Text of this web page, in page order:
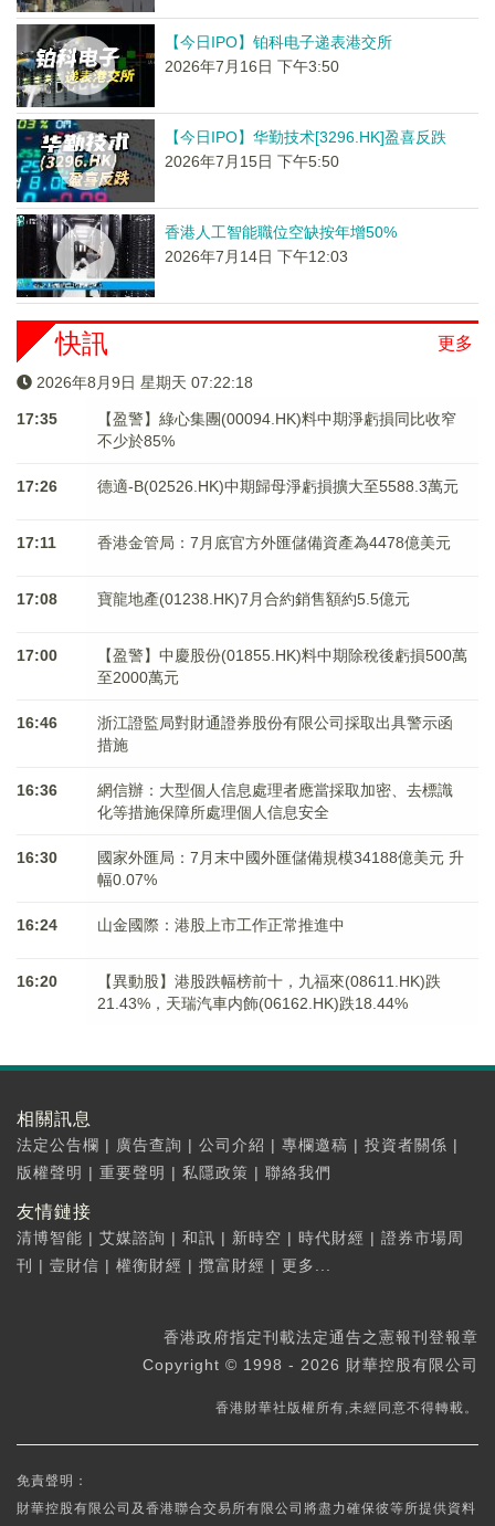
【今日IPO】铂科电子递表港交所
2026年7月16日 下午3:50
【今日IPO】华勤技术[3296.HK]盈喜反跌
2026年7月15日 下午5:50
香港人工智能職位空缺按年增50%
2026年7月14日 下午12:03
更多
快訊
2026年8月9日 星期天 07:22:18
17:35
【盈警】綠心集團(00094.HK)料中期淨虧損同比收窄
不少於85%
17:26 德適-B(02526.HK)中期歸母淨虧損擴大至5588.3萬元
17:11 香港金管局：7月底官方外匯儲備資產為4478億美元
17:08 寶龍地產(01238.HK)7月合約銷售額約5.5億元
17:00
【盈警】中慶股份(01855.HK)料中期除稅後虧損500萬
至2000萬元
16:46
浙江證監局對財通證券股份有限公司採取出具警示函
措施
16:36
網信辦：大型個人信息處理者應當採取加密、去標識
化等措施保障所處理個人信息安全
16:30
國家外匯局：7月末中國外匯儲備規模34188億美元 升
幅0.07%
16:24 山金國際：港股上市工作正常推進中
16:20
【異動股】港股跌幅榜前十，九福來(08611.HK)跌
21.43%，天瑞汽車内飾(06162.HK)跌18.44%
相關訊息
法定公告欄 | 廣告查詢 | 公司介紹 | 專欄邀稿 | 投資者關係 |
版權聲明 | 重要聲明 | 私隱政策 | 聯絡我們
友情鏈接
清博智能 | 艾媒諮詢 | 和訊 | 新時空 | 時代財經 | 證券市場周
刊
| 壹財信 | 權衡財經 | 攬富財經 | 更多...
香港政府指定刊載法定通告之憲報刊登報章
Copyright © 1998 - 2026 財華控股有限公司
香港財華社版權所有,未經同意不得轉載。
免責聲明：
財華控股有限公司及香港聯合交易所有限公司將盡力確保彼等所提供資料